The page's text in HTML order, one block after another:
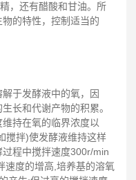
，还有醋酸和甘油。所
的特性，控制适当的
于发酵液中的氧，因
长和代谢产物的积累。
持在氧的临界浓度以
搅拌)使发酵液维持这样
程中搅拌速度300r/min
速度的增高,培养基的溶氧